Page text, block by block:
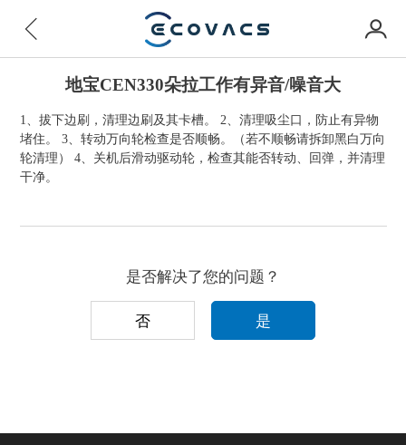
地宝CEN330朵拉工作有异音/噪音大
1、拔下边刷，清理边刷及其卡槽。 2、清理吸尘口，防止有异物
堵住。 3、转动万向轮检查是否顺畅。（若不顺畅请拆卸黑白万向
轮清理） 4、关机后滑动驱动轮，检查其能否转动、回弹，并清理
干净。
是否解决了您的问题？
否 是